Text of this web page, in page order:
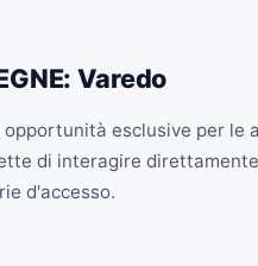
Varedo
opportunità esclusive per le
di interagire
d'accesso.